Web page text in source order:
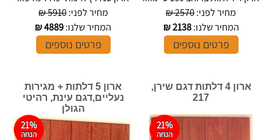
מחיר לפני:2570 ₪
המחיר שלנו:2138
₪
פרטים נוספים
מחיר לפני:5910 ₪
המחיר שלנו:4889
₪
פרטים נוספים
ארון 4 דלתות דגם שירן,
217
21%
הנחה
ארון 5 דלתות + מגירות
נעליים,דגם עינת, רהיטי
הגולן
21%
הנחה